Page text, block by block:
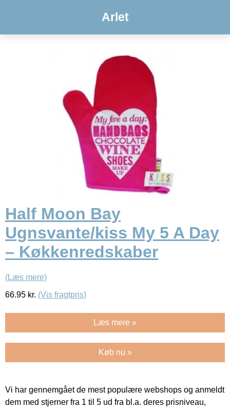
Arlet
Half Moon Bay
Ugnsvante/kiss My 5 A Day
– Køkkenredskaber
(Læs mere)
66.95 kr. (Vis fragtpris)
Læs mere »
Køb nu »
Vi har gennemgået de mest populære webshops og anmeldt
dem med stjerner fra 1 til 5 ud fra bl.a. deres prisniveau,